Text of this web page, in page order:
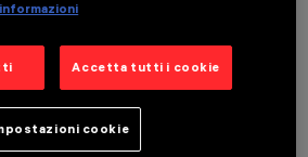
obbligatori per installare e utilizzare correttamente il
Accetta tutti i cookie
cookie